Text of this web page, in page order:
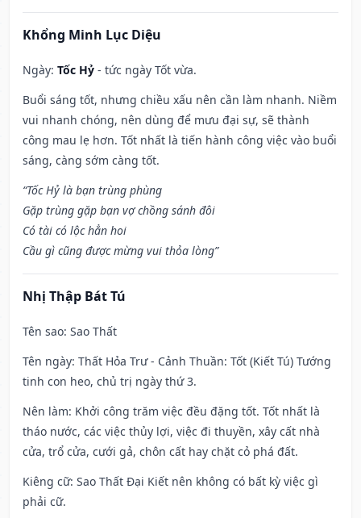
Khổng Minh Lục Diệu
Ngày: Tốc Hỷ - tức ngày Tốt vừa.
Buổi sáng tốt, nhưng chiều xấu nên cần làm nhanh. Niềm
vui nhanh chóng, nên dùng để mưu đại sự, sẽ thành
công mau lẹ hơn. Tốt nhất là tiến hành công việc vào buổi
sáng, càng sớm càng tốt.
“Tốc Hỷ là bạn trùng phùng
Gặp trùng gặp bạn vợ chồng sánh đôi
Có tài có lộc hẳn hoi
Cầu gì cũng được mừng vui thỏa lòng”
Nhị Thập Bát Tú
Tên sao: Sao Thất
Tên ngày: Thất Hỏa Trư - Cảnh Thuần: Tốt (Kiết Tú) Tướng
tinh con heo, chủ trị ngày thứ 3.
Nên làm: Khởi công trăm việc đều đặng tốt. Tốt nhất là
tháo nước, các việc thủy lợi, việc đi thuyền, xây cất nhà
cửa, trổ cửa, cưới gả, chôn cất hay chặt cỏ phá đất.
Kiêng cữ: Sao Thất Đại Kiết nên không có bất kỳ việc gì
phải cữ.